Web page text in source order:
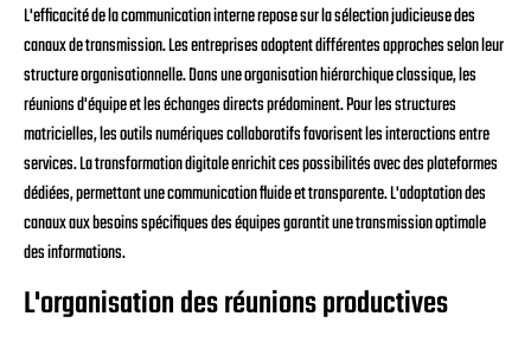
L'efficacité de la communication interne repose sur la sélection judicieuse des
canaux de transmission. Les entreprises adoptent différentes approches selon leur
structure organisationnelle. Dans une organisation hiérarchique classique, les
réunions d'équipe et les échanges directs prédominent. Pour les structures
matricielles, les outils numériques collaboratifs favorisent les interactions entre
services. La transformation digitale enrichit ces possibilités avec des plateformes
dédiées, permettant une communication fluide et transparente. L'adaptation des
canaux aux besoins spécifiques des équipes garantit une transmission optimale
des informations.
L'organisation des réunions productives